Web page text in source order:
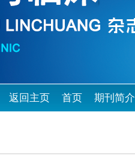
返回主页 首页 期刊简介